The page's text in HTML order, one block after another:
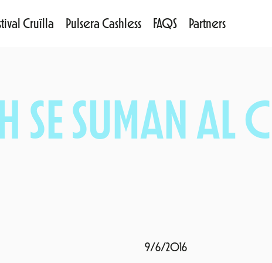
Cruïlla Pulsera Cashless FAQS Partners
SE SUMAN AL
9/6/2016